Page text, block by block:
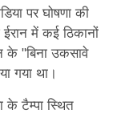
पर घोषणा की
में कई ठिकानों
के "बिना उकसावे
गया था।
के टैम्पा स्थित